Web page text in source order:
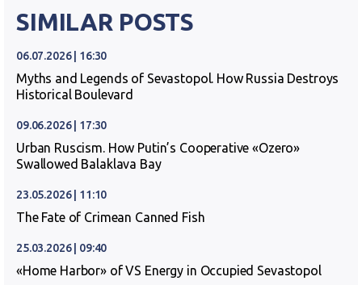
SIMILAR POSTS
06.07.2026 | 16:30
Myths and Legends of Sevastopol. How Russia Destroys
Historical Boulevard
09.06.2026 | 17:30
Urban Ruscism. How Putin’s Cooperative «Ozero»
Swallowed Balaklava Bay
23.05.2026 | 11:10
The Fate of Crimean Canned Fish
25.03.2026 | 09:40
«Home Harbor» of VS Energy in Occupied Sevastopol